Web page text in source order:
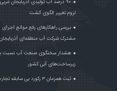
۹۰ درصد آب تولیدی
لزوم تغییر الگوی کشت
بررسی راهکارهای رفع موانع
مشترک شرکت آب منطقه‌ای
هشدار سخنگوی صنعت آب نسبت به
زیرساخت‌های آبی کشور
ثبت همزمان ۳ رکورد بی سابقه تجارت مرزی در آذربایجان‌غربی